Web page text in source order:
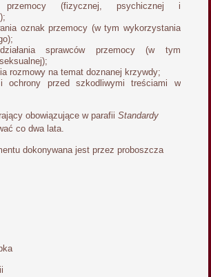
przemocy (fizycznej, psychicznej i
oznak przemocy (w tym wykorzystania
sprawców przemocy (w tym
rozmowy na temat doznanej krzywdy;
ochrony przed szkodliwymi treściami w
obowiązujące w parafiiStandardy
co dwa lata.
dokonywana jest przez proboszcza